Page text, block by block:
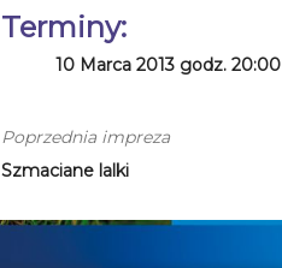
Terminy:
10 Marca 2013 godz. 20:00
Poprzednia impreza
Szmaciane lalki